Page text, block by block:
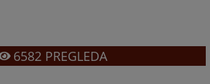
6582 PREGLEDA